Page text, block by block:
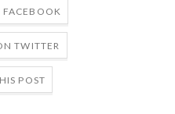
FACEBOOK
TWITTER
POST